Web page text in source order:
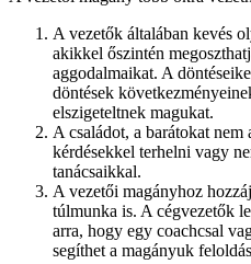
A vezetők általában kevés
akikkel őszintén
aggodalmaikat. A
döntések
elszigeteltnek magukat.
A családot, a barátokat
kérdésekkel terhelni vagy
tanácsaikkal.
A vezetői magányhoz
túlmunka is. A cégvezetők
arra, hogy egy coachcsal
segíthet a magányuk